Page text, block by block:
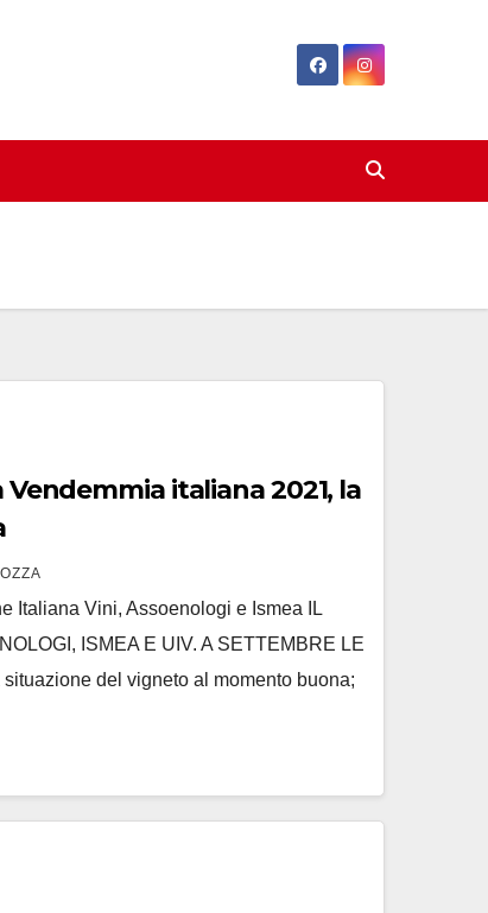
italiana 2021, la
Italiana Vini, Assoenologi e Ismea IL
ISMEA E UIV. A SETTEMBRE LE
del vigneto al momento buona;